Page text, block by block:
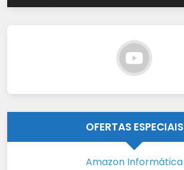
OFERTAS ESPECIAIS
Amazon Informática